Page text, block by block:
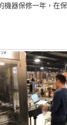
器保修一年，在